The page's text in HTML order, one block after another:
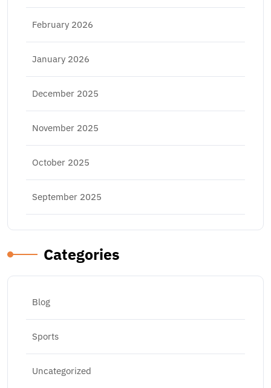
February 2026
January 2026
December 2025
November 2025
October 2025
September 2025
Categories
Blog
Sports
Uncategorized